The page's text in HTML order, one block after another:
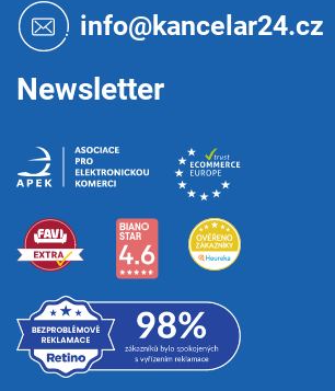
info@kancelar24.cz
Newsletter